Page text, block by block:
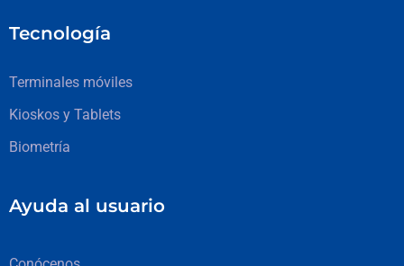
Tecnología
Terminales móviles
Kioskos y Tablets
Biometría
Ayuda al usuario